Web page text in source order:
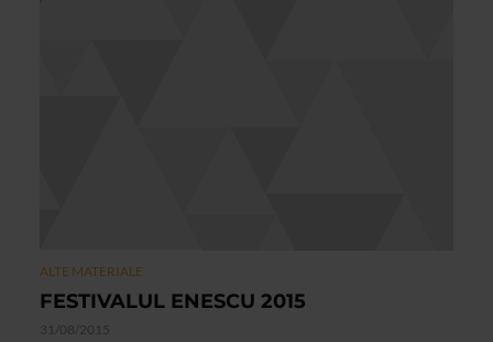
ALTE MATERIALE
FESTIVALUL ENESCU 2015
31/08/2015